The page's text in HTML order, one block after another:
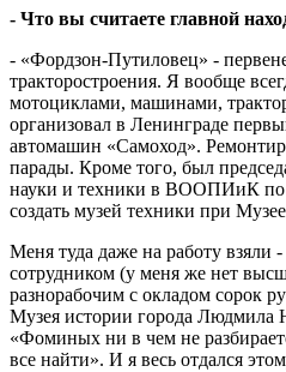
- Что вы считаете главной
- «Фордзон-Путиловец» -
тракторостроения. Я вообще
мотоциклами, машинами,
организовал в Ленинграде
автомашин «Самоход».
парады. Кроме того, был
науки и техники в ВООПИиК по
создать музей техники при
Меня туда даже на работу взяли
сотрудником (у меня же нет
разнорабочим с окладом сорок
Музея истории города Людмила
«Фоминых ни в чем не
все найти». И я весь отдался